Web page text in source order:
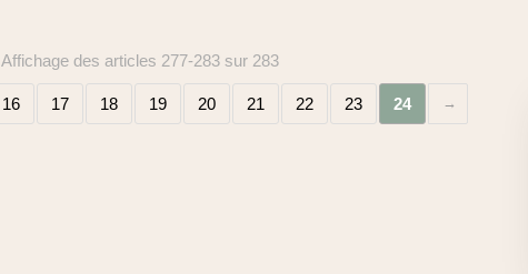
Affichage des articles 277-283 sur 283
16 17 18 19 20 21 22 23 24